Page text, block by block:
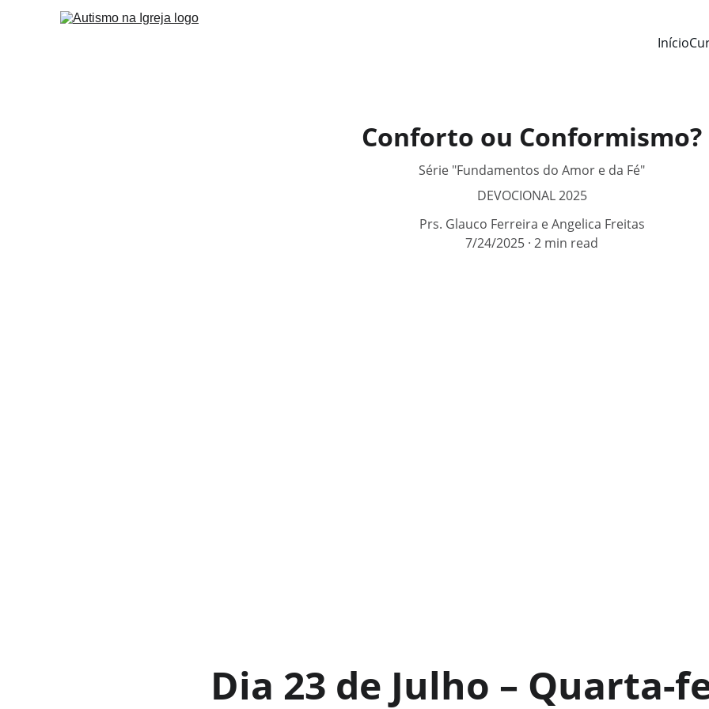
Início
Conforto ou Conformismo?
Série "Fundamentos do Amor e da Fé"
DEVOCIONAL 2025
Prs. Glauco Ferreira e Angelica Freitas
7/24/2025 2 min read
Dia 23 de Julho – Quarta-